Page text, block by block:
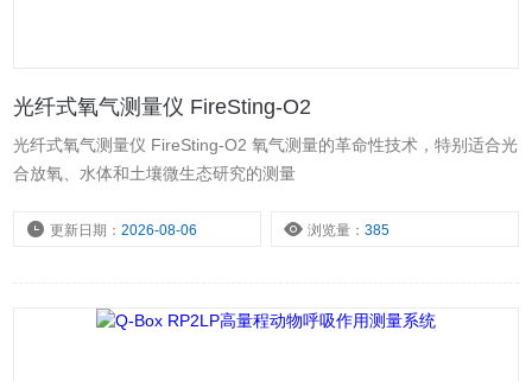
光纤式氧气测量仪 FireSting-O2
光纤式氧气测量仪 FireSting-O2 氧气测量的革命性技术，特别适合光
合放氧、水体和土壤微生态研究的测量
更新日期：2026-08-06 浏览量：385